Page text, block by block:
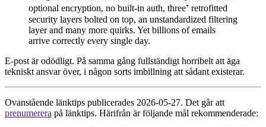
optional encryption, no built-in auth, three⁺ retrofitted
security layers bolted on top, an unstandardized filtering
layer and many more quirks. Yet billions of emails
arrive correctly every single day.
E-post är odödligt. På samma gång fullständigt horribelt att äga
tekniskt ansvar över, i någon sorts imbillning att sådant existerar.
Ovanstående länktips publicerades 2026-05-27. Det går att
prenumerera på länktips. Härifrån är följande mål rekommenderade: